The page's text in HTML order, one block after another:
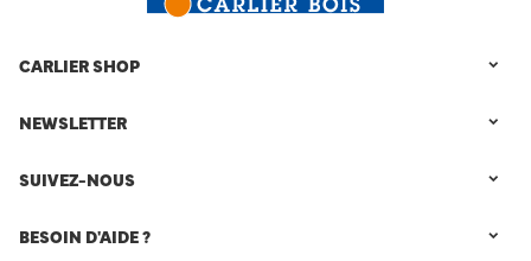
appropriés pour les utiliser
àNamur(Belgique)
NEWSLETTER
SUIVEZ-NOUS
CARLIER SHOP
BESOIN D'AIDE ?